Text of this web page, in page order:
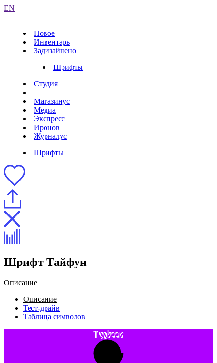
EN
Новое
Инвентарь
Задизайнено
Шрифты
Студия
Магазинус
Медиа
Экспресс
Иронов
Журналус
Шрифты
Шрифт Тайфун
Описание
Описание
Тест-драйв
Таблица символов
Typhoon